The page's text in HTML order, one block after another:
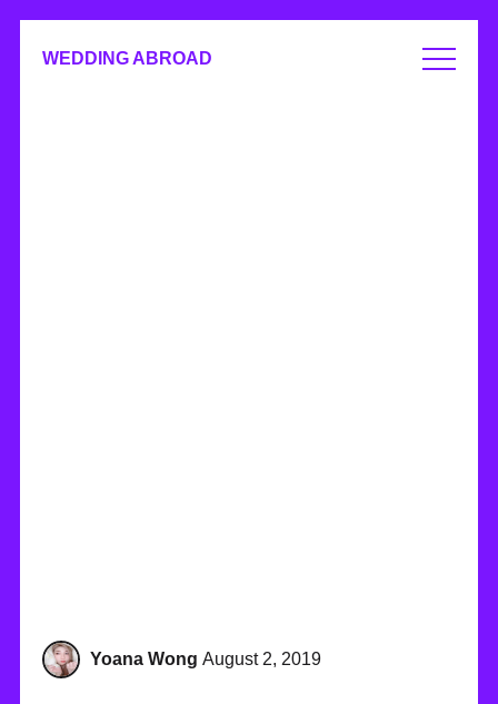
WEDDING ABROAD
Yoana Wong August 2, 2019